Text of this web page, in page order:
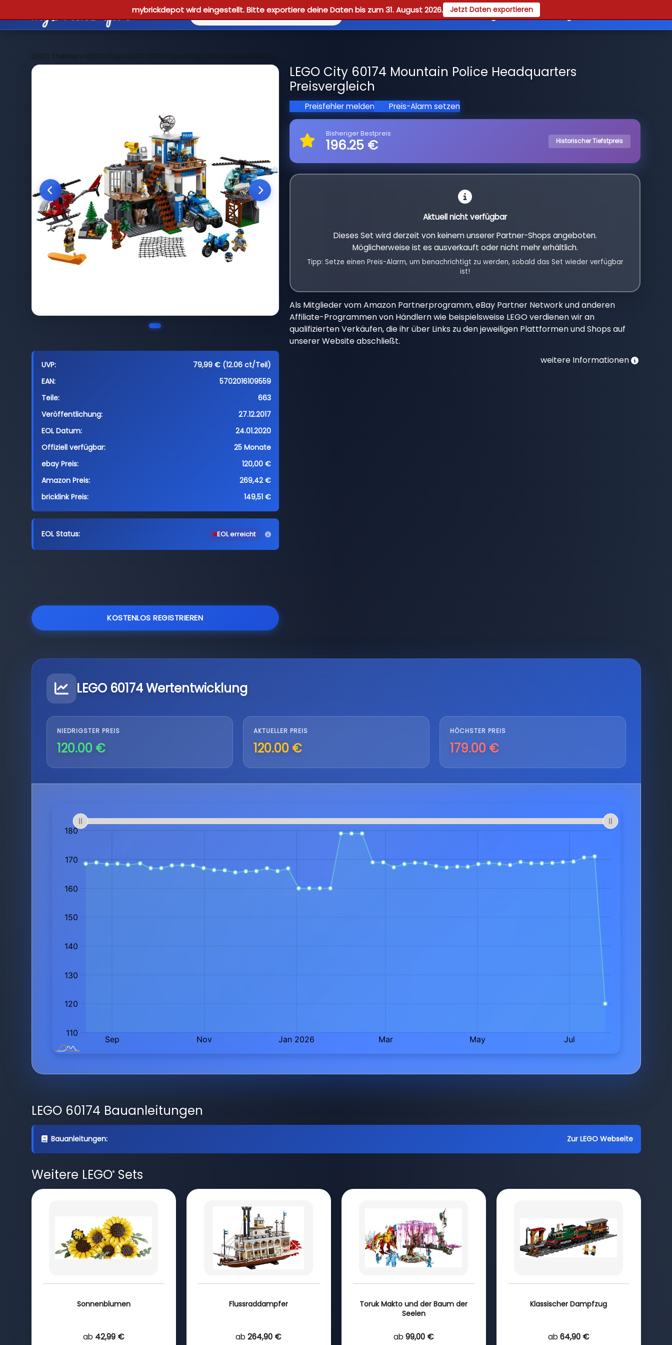
mybrickdepot wird eingestellt. Bitte exportiere deine Daten bis zum 31. August 2026. Jetzt Daten exportieren
Reviews Guides Registrieren
LEGO Themen >LEGO City >LEGO 60174 Mountain Police Headquarters
UVP:
79,99 € (12.06 ct/Teil)
EAN:
5702016109559
Teile:
663
Veröffentlichung:
27.12.2017
EOL Datum:
24.01.2020
Offiziell verfügbar:
25 Monate
ebay Preis:
120,00 €
Amazon Preis:
269,42 €
bricklink Preis:
149,51 €
EOL Status: EOL erreicht
KOSTENLOS REGISTRIEREN
LEGO City 60174 Mountain Police Headquarters
Preisvergleich
Preisfehler melden Preis-Alarm setzen
Bisheriger Bestpreis
196.25 € Historischer Tiefstpreis
Aktuell nicht verfügbar
Dieses Set wird derzeit von keinem unserer Partner-Shops angeboten.
Möglicherweise ist es ausverkauft oder nicht mehr erhältlich.
Tipp: Setze einen Preis-Alarm, um benachrichtigt zu werden, sobald das Set wieder verfügbar
ist!
Als Mitglieder vom Amazon Partnerprogramm, eBay Partner Network und anderen
Affiliate-Programmen von Händlern wie beispielsweise LEGO verdienen wir an
qualifizierten Verkäufen, die ihr über Links zu den jeweiligen Plattformen und Shops auf
unserer Website abschließt.
weitere Informationen
LEGO 60174 Wertentwicklung
NIEDRIGSTER PREIS
120.00 €
AKTUELLER PREIS
120.00 €
HÖCHSTER PREIS
179.00 €
LEGO 60174 Bauanleitungen
Bauanleitungen: Zur LEGO Webseite
Weitere LEGO®Sets
Sonnenblumen
ab 42,99 €
Flussraddampfer
ab 264,90 €
Toruk Makto und der Baum der
Seelen
ab 99,00 €
Klassischer Dampfzug
ab 64,90 €